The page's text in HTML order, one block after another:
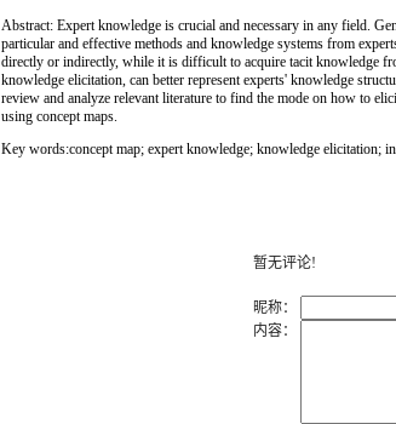
Abstract:Expert knowledge is crucial and necessary in any field.
particular and effective methods and knowledge systems from
directly or indirectly, while it is difficult to acquire tacit knowledge
knowledge elicitation, can better represent experts' knowledge
review and analyze relevant literature to find the mode on how to
using concept maps.
Key words:concept map; expert knowledge; knowledge elicitation;
暂无评论!
昵称：
内容：